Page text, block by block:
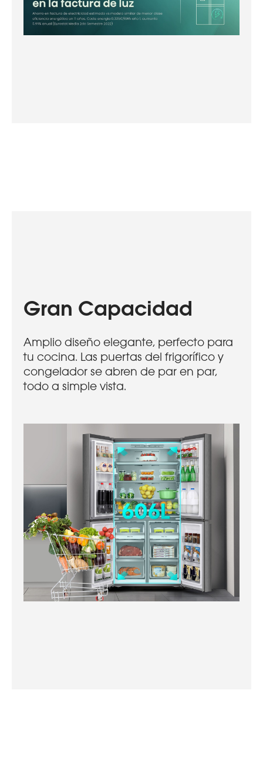
Gran Capacidad
Amplio diseño elegante, perfecto para
tu cocina. Las puertas del frigorífico y
congelador se abren de par en par,
todo a simple vista.